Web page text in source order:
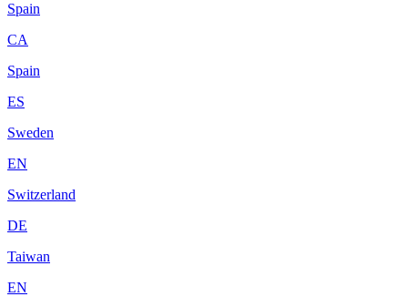
Spain
CA
Spain
ES
Sweden
EN
Switzerland
DE
Taiwan
EN